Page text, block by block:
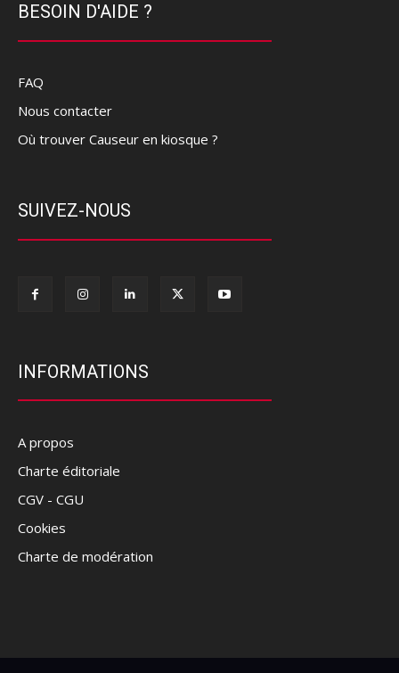
BESOIN D'AIDE ?
FAQ
Nous contacter
Où trouver Causeur en kiosque ?
SUIVEZ-NOUS
INFORMATIONS
A propos
Charte éditoriale
CGV - CGU
Cookies
Charte de modération